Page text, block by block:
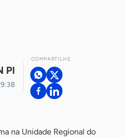
PI
COMPARTILHE
na Unidade Regional do